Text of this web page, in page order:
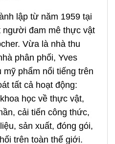
lập từ năm 1959 tại
người đam mê thực vật
Vừa là nhà thu
phân phối, Yves
phẩm nổi tiếng trên
tất cả hoạt động:
học về thực vật,
cải tiến công thức,
sản xuất, đóng gói,
trên toàn thế giới.